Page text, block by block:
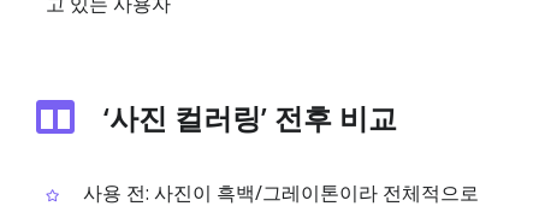
‘사진 컬러링’ 전후 비교
사용 전: 사진이 흑백/그레이톤이라 전체적으로